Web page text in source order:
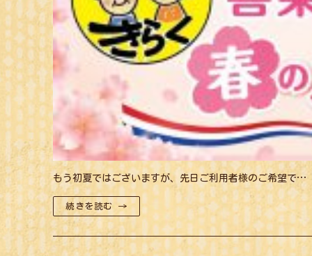
もう初夏ではございますが、先日ご利用者様のご希望で…
続きを読む →